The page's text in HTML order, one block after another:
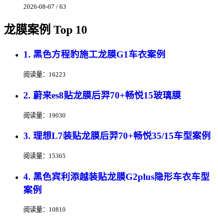
2026-08-07 / 63
龙膜案例 Top 10
1. 黑色方程豹施工龙膜G1车衣案例
阅读量：16223
2. 蔚来es8贴龙膜后羿70+畅悦15玻璃膜
阅读量：19030
3. 理想L7装贴龙膜后羿70+畅悦35/15车型案例
阅读量：15365
4. 黑色宾利添越装贴龙膜G2plus隐形车衣车型
案例
阅读量：10810